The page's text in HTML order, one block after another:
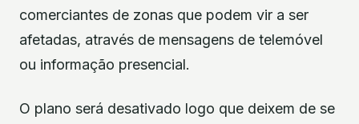
comerciantes de zonas que podem vir a ser
afetadas, através de mensagens de telemóvel
ou informação presencial.
O plano será desativado logo que deixem de se